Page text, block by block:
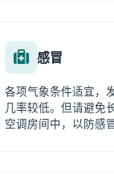
感冒
各项气象条件适宜，
几率较低。但请避免
空调房间中，以防感